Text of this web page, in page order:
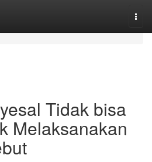
Tidak bisa
Melaksanakan